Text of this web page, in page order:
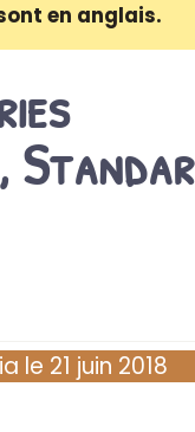
en anglais.
le 21 juin 2018